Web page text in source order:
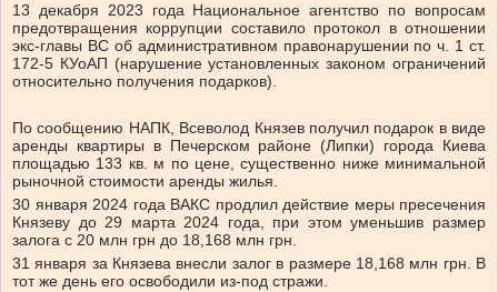
13 декабря 2023 года Национальное агентство по вопросам
предотвращения коррупции составило протокол в отношении
экс-главы ВС об административном правонарушении по ч. 1 ст.
172-5 КУоАП (нарушение установленных законом ограничений
относительно получения подарков).
По сообщению НАПК, Всеволод Князев получил подарок в виде
аренды квартиры в Печерском районе (Липки) города Киева
площадью 133 кв. м по цене, существенно ниже минимальной
рыночной стоимости аренды жилья.
30 января 2024 года ВАКС продлил действие меры пресечения
Князеву до 29 марта 2024 года, при этом уменьшив размер
залога с 20 млн грн до 18,168 млн грн.
31 января за Князева внесли залог в размере 18,168 млн грн. В
тот же день его освободили из-под стражи.